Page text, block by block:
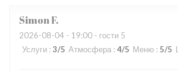
SimonF
2026-08-04 - 19:00 - гости 5
Услуги : 3/5 Атмосфера : 4/5 Меню : 5/5